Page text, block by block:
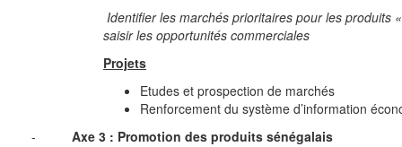
Identifier les marchés prioritaires pour les produits
saisir les opportunités commerciales
Projets
Etudes et prospection de marchés
Renforcement du système d’information
- Axe 3 : Promotion des produits sénégalais